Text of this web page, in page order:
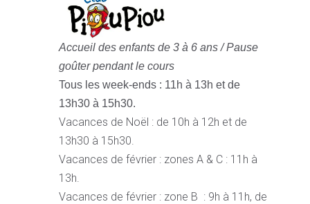
Accueil des enfants de 3 à 6 ans /Pause
goûter pendant le cours
Tous les week-ends : 11h à 13h et de
13h30 à 15h30.
Vacances de Noël : de 10h à 12h et de
13h30 à 15h30.
Vacances de février : zones A & C : 11h à
13h.
Vacances de février : zone B : 9h à 11h, de